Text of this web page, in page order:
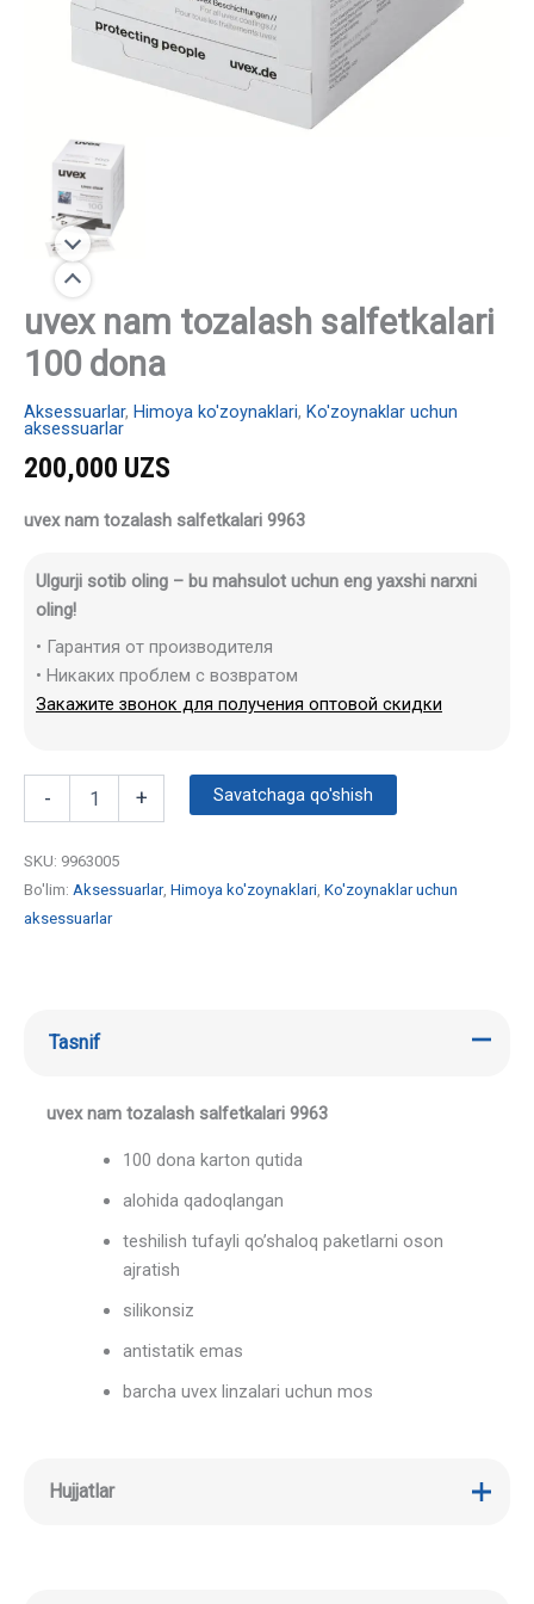
uvex nam tozalash salfetkalari
100 dona
Aksessuarlar, Himoya ko'zoynaklari, Ko'zoynaklar uchun
aksessuarlar
200,000 UZS
uvex nam tozalash salfetkalari 9963
Ulgurji sotib oling – bu mahsulot uchun eng yaxshi narxni
oling!
• Гарантия от производителя
• Никаких проблем с возвратом
Закажите звонок для получения оптовой скидки
- + Savatchaga qo'shish
SKU: 9963005
Bo'lim: Aksessuarlar, Himoya ko'zoynaklari, Ko'zoynaklar uchun
aksessuarlar
Tasnif
uvex nam tozalash salfetkalari 9963
100 dona karton qutida
alohida qadoqlangan
teshilish tufayli qo’shaloq paketlarni oson
ajratish
silikonsiz
antistatik emas
barcha uvex linzalari uchun mos
Hujjatlar